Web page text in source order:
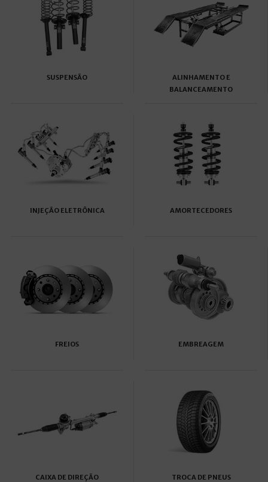
SUSPENSÃO
ALINHAMENTO E
BALANCEAMENTO
INJEÇÃO ELETRÔNICA AMORTECEDORES
FREIOS EMBREAGEM
CAIXA DE DIREÇÃO TROCA DE PNEUS